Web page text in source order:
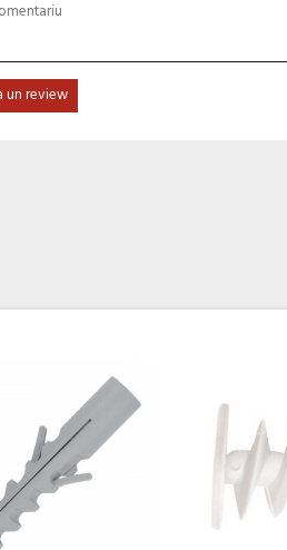
un review